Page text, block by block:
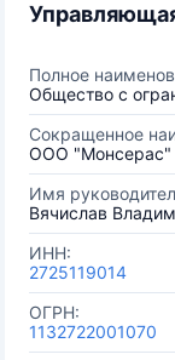
Полное
Общество с
Сокращенное
ООО "Монсерас"
Имя
Вячислав
ИНН:
2725119014
ОГРН:
1132722001070